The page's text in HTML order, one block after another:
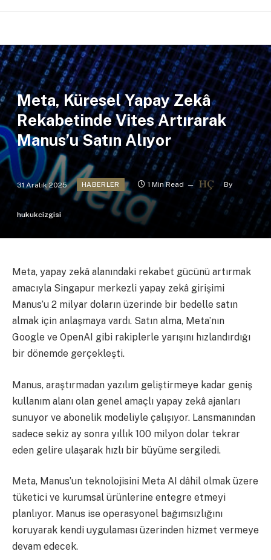
Meta, Küresel Yapay Zekâ
Rekabetinde Vites Artırarak
Manus’u Satın Alıyor
31 Aralık 2025 HABERLER 1 Min Read By
hukukcizgisi
Meta, yapay zekâ alanındaki rekabet gücünü artırmak
amacıyla Singapur merkezli yapay zekâ girişimi
Manus’u 2 milyar doların üzerinde bir bedelle satın
almak için anlaşmaya vardı. Satın alma, Meta’nın
Google ve OpenAI gibi rakiplerle yarışını hızlandırdığı
bir dönemde gerçekleşti.
Manus, araştırmadan yazılım geliştirmeye kadar geniş
kullanım alanı olan genel amaçlı yapay zekâ ajanları
sunuyor ve abonelik modeliyle çalışıyor. Lansmanından
sadece sekiz ay sonra yıllık 100 milyon dolar tekrar
eden gelire ulaşarak hızlı bir büyüme sergiledi.
Meta, Manus’un teknolojisini Meta AI dâhil olmak üzere
tüketici ve kurumsal ürünlerine entegre etmeyi
planlıyor. Manus ise operasyonel bağımsızlığını
koruyarak kendi uygulaması üzerinden hizmet vermeye
devam edecek.